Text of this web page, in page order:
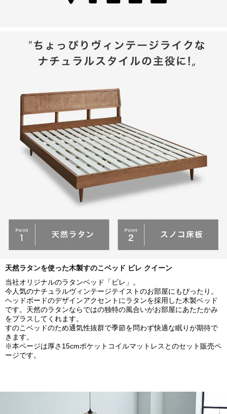
天然ラタンを使った木製すのこベッド ビレ クイーン
当社オリジナルのラタンベッド「ビレ」。
今人気のナチュラルヴィンテージテイストのお部屋にもぴったり。
ヘッドボードのデザインアクセントにラタンを採用した木製ベッド
です。天然のラタンならではの独特の風合いがお部屋にあたたかみ
をプラスしてくれます。
すのこベッドのため通気性抜群で季節を問わず快適な眠りが期待で
きます。
※本ページは厚さ15cmポケットコイルマットレスとのセット販売ペ
ージです。